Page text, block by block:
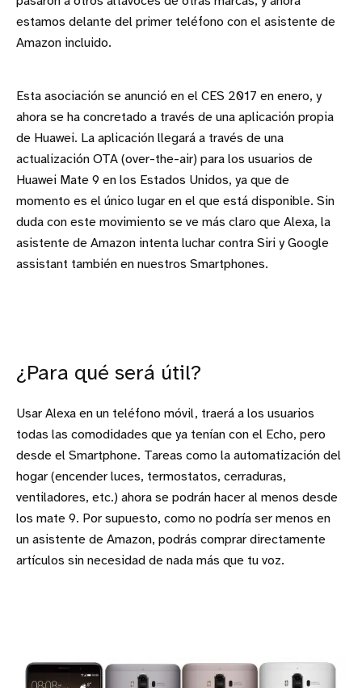
estamos delante del primer teléfono con el asistente de
Amazon incluido.
Esta asociación se anunció en el CES 2017 en enero, y
ahora se ha concretado a través de una aplicación propia
de Huawei. La aplicación llegará a través de una
actualización OTA (over-the-air) para los usuarios de
Huawei Mate 9 en los Estados Unidos, ya que de
momento es el único lugar en el que está disponible. Sin
duda con este movimiento se ve más claro que Alexa, la
asistente de Amazon intenta luchar contra Siri y Google
assistant también en nuestros Smartphones.
¿Para qué será útil?
Usar Alexa en un teléfono móvil, traerá a los usuarios
todas las comodidades que ya tenían con el Echo, pero
desde el Smartphone. Tareas como la automatización del
hogar (encender luces, termostatos, cerraduras,
ventiladores, etc.) ahora se podrán hacer al menos desde
los mate 9. Por supuesto, como no podría ser menos en
un asistente de Amazon, podrás comprar directamente
artículos sin necesidad de nada más que tu voz.